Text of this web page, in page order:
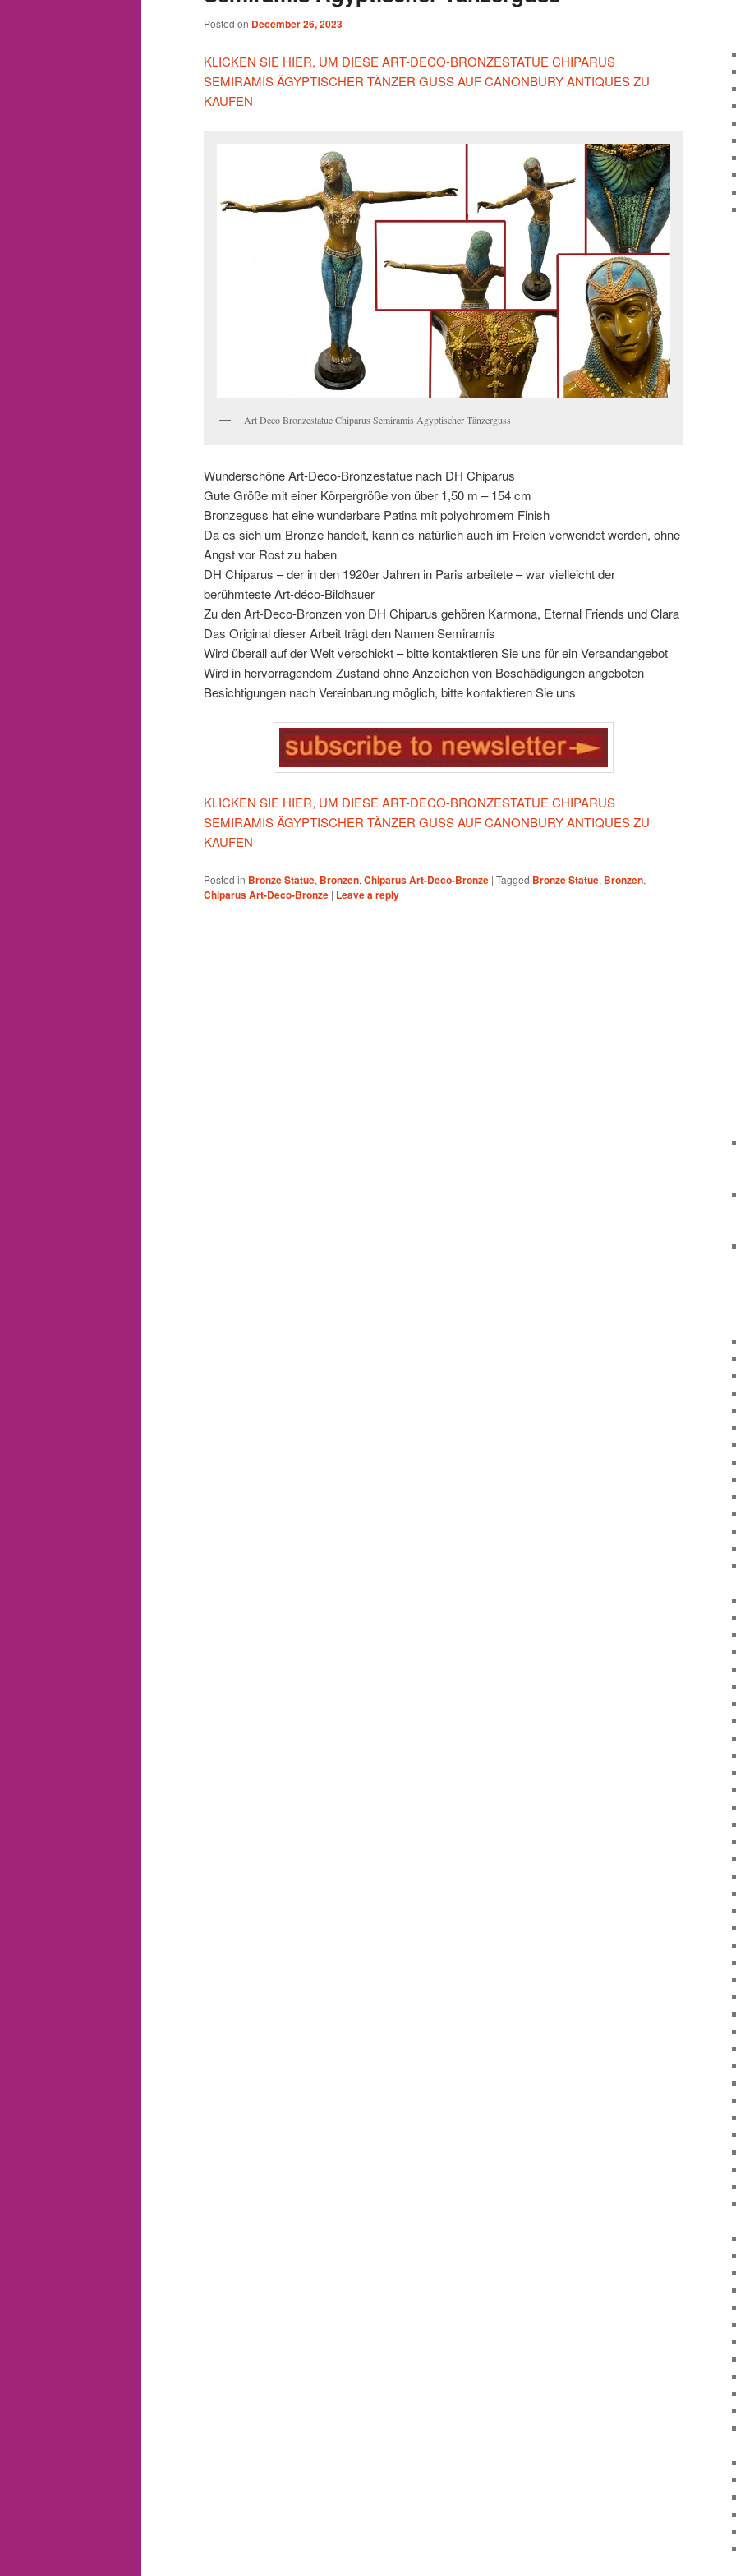
Posted on December 26, 2023
KLICKEN SIE HIER, UM DIESE ART-DECO-BRONZESTATUE CHIPARUS
SEMIRAMIS ÄGYPTISCHER TÄNZER GUSS AUF CANONBURY ANTIQUES ZU
KAUFEN
Art Deco Bronzestatue Chiparus Semiramis Ägyptischer Tänzerguss
Wunderschöne Art-Deco-Bronzestatue nach DH Chiparus
Gute Größe mit einer Körpergröße von über 1,50 m – 154 cm
Bronzeguss hat eine wunderbare Patina mit polychromem Finish
Da es sich um Bronze handelt, kann es natürlich auch im Freien verwendet werden, ohne
Angst vor Rost zu haben
DH Chiparus – der in den 1920er Jahren in Paris arbeitete – war vielleicht der
berühmteste Art-déco-Bildhauer
Zu den Art-Deco-Bronzen von DH Chiparus gehören Karmona, Eternal Friends und Clara
Das Original dieser Arbeit trägt den Namen Semiramis
Wird überall auf der Welt verschickt – bitte kontaktieren Sie uns für ein Versandangebot
Wird in hervorragendem Zustand ohne Anzeichen von Beschädigungen angeboten
Besichtigungen nach Vereinbarung möglich, bitte kontaktieren Sie uns
KLICKEN SIE HIER, UM DIESE ART-DECO-BRONZESTATUE CHIPARUS
SEMIRAMIS ÄGYPTISCHER TÄNZER GUSS AUF CANONBURY ANTIQUES ZU
KAUFEN
Posted in Bronze Statue, Bronzen, Chiparus Art-Deco-Bronze | Tagged Bronze Statue, Bronzen,
Chiparus Art-Deco-Bronze | Leave a reply